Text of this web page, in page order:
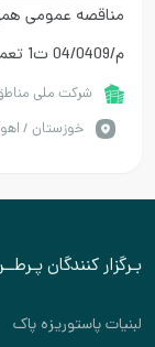
مناقصه عمومی
واقع در فاز 54-57 و صد دستگاه شهرک نفت مرحله دو
شرکت ملی
خوزستان /
بـرگزار کنندگان
لبنیات پاستوریزه پاک